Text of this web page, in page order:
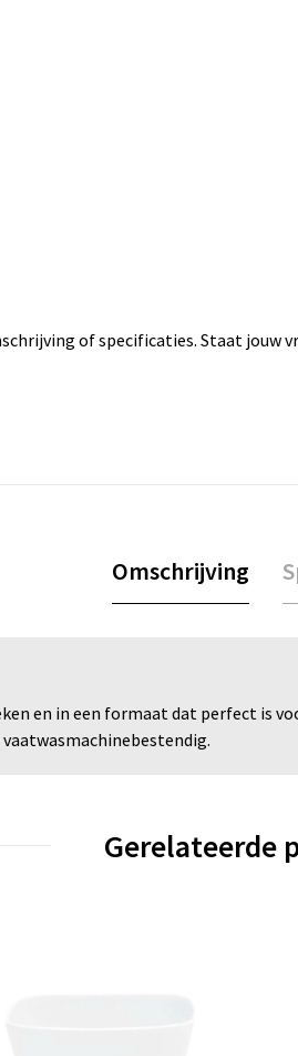
of specificaties. Staat jouw
Omschrijving
en in een formaat dat perfect is
vaatwasmachinebestendig.
Gerelateerde